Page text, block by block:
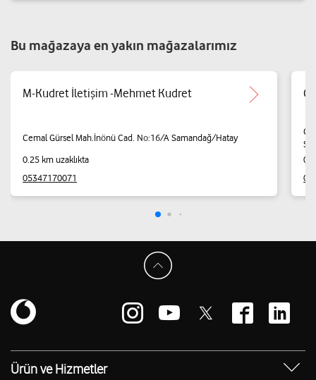
Bu mağazaya en yakın mağazalarımız
M-Kudret İletişim -Mehmet Kudret
Cemal Gürsel Mah.İnönü Cad. No:16/A Samandağ/Hatay
0.25 km uzaklıkta
05347170071
Ürün ve Hizmetler